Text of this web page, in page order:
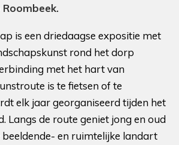
is een driedaagse expositie met
rond het dorp
met het hart van
is te fietsen of te
elk jaar georganiseerd tijden het
Langs de route geniet jong en oud
en ruimtelijke landart